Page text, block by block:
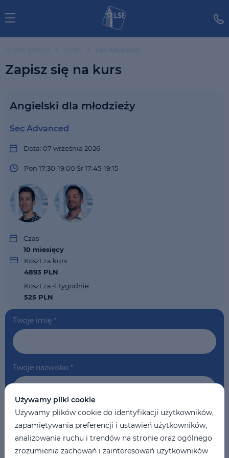
Zapisz się na kurs
Twoje imię *
Twoje nazwisko *
Telefon*
Angielski dla młodzieży
Sec Advanced
Data: 07 września 2026
Pon 17:30-19:00 Śr 17:45-19:15
Czas
10 miesięcy
Koszt za kurs:
4893 PLN
Koszt za 4 tygodnie:
525 PLN
Używamy pliki cookie
Używamy plików cookie do identyfikacji użytkowników,
zapamiętywania preferencji i ustawień użytkowników,
analizowania ruchu i trendów na stronie oraz ogólnego
zrozumienia zachowań i zainteresowań użytkowników